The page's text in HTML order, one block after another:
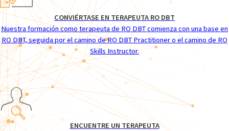
CONVIÉRTASE EN TERAPEUTA RO DBT
Nuestra formación como terapeuta de RO DBT comienza con una base en
RO DBT, seguida por el camino de RO DBT Practitioner o el camino de RO
Skills Instructor.
ENCUENTRE UN TERAPEUTA